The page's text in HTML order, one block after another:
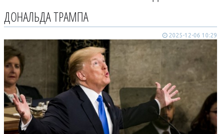
ДОНАЛЬДА ТРАМПА
2025-12-06 10:29